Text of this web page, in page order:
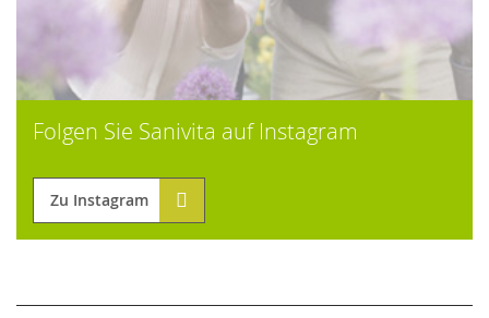
Folgen Sie Sanivita auf Instagram
Zu Instagram